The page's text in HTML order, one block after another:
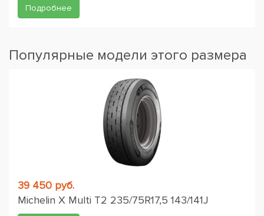
Подробнее
Популярные модели этого размера
39 450 руб.
Michelin X Multi T2 235/75R17,5 143/141J